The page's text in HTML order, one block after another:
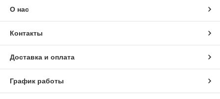
О нас
Контакты
Доставка и оплата
График работы